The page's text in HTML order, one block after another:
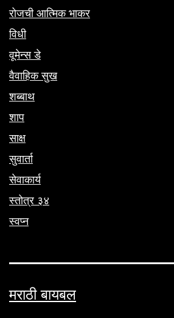
रोजची आत्मिक भाकर
विधी
वूमेन्स डे
वैवाहिक सुख
शब्बाथ
शाप
साक्ष
सुवार्ता
सेवाकार्य
स्तोत्र ३४
स्वप्न
मराठी बायबल